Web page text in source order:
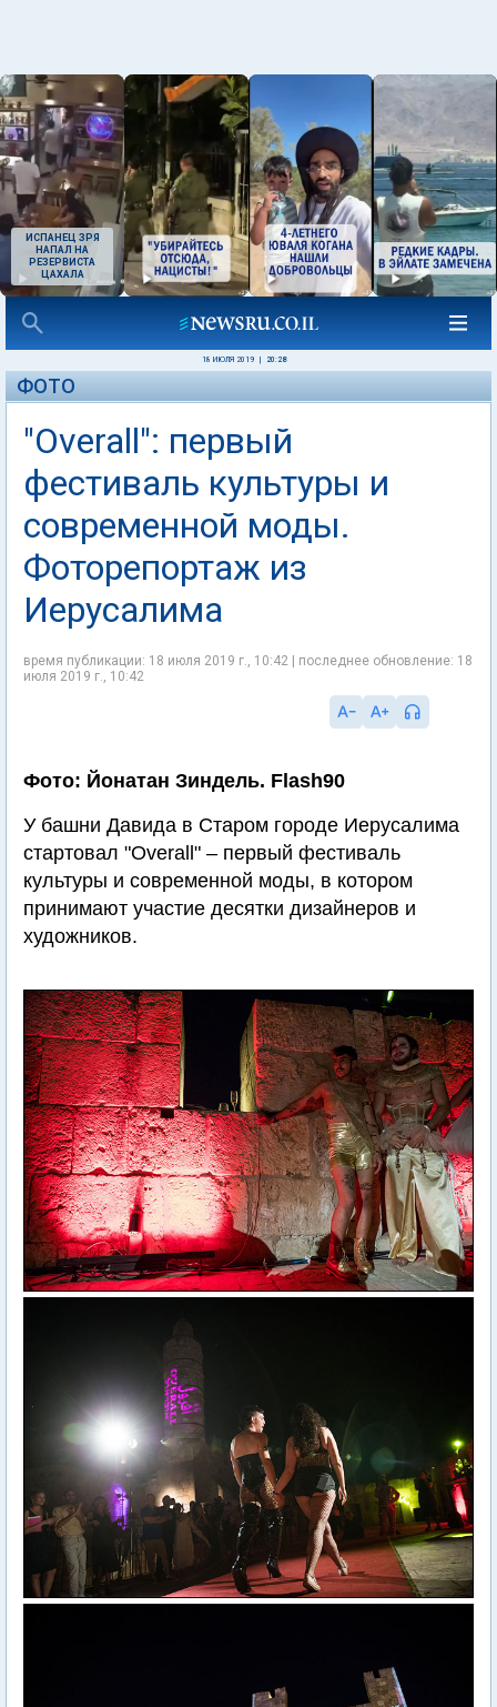
ИСПАНЕЦ ЗРЯ
НАПАЛ НА
РЕЗЕРВИСТА
ЦАХАЛА
18 ИЮЛЯ 2019 20:28
ФОТО
"Overall": первый
фестиваль культуры и
современной моды.
Фоторепортаж из
Иерусалима
время публикации: 18 июля 2019 г., 10:42 | последнее обновление: 18
июля 2019 г., 10:42
Фото: Йонатан Зиндель. Flash90
У башни Давида в Старом городе Иерусалима
стартовал "Overall" – первый фестиваль
культуры и современной моды, в котором
принимают участие десятки дизайнеров и
художников.